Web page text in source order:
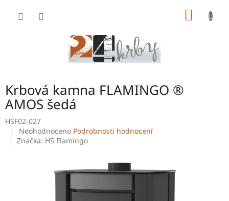
Krbová kamna FLAMINGO ®
AMOS šedá
HSF02-027
Průměrné
hodnocení
Neohodnoceno Podrobnosti hodnocení
Značka: HS Flamingo